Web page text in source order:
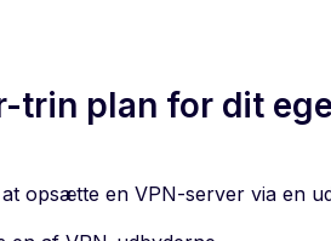
trin plan for dit
opsætte en VPN-server via en